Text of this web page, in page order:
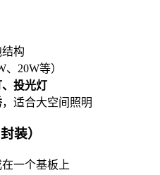
构
20W等）
投光灯
，适合大空间照明
装）
一个基板上